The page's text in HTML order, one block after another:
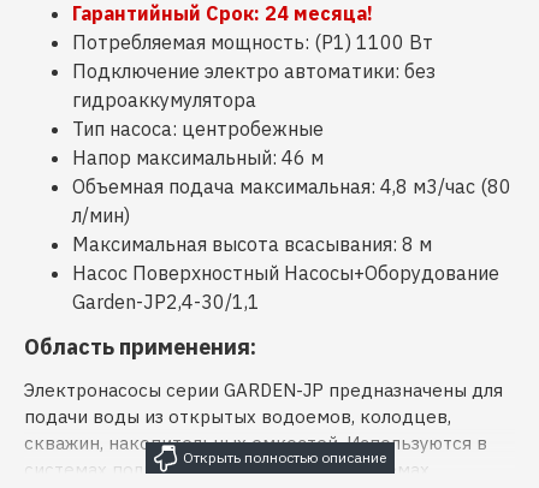
Гарантийный Срок: 24 месяца!
Потребляемая мощность: (P1) 1100 Вт
Подключение электро автоматики: без
гидроаккумулятора
Тип насоса: центробежные
Напор максимальный: 46 м
Объемная подача максимальная: 4,8 м3/час (80
л/мин)
Максимальная высота всасывания: 8 м
Насос Поверхностный Насосы+Оборудование
Garden-JP2,4-30/1,1
Область применения:
Электронасосы серии GARDEN-JP предназначены для
подачи воды из открытых водоемов, колодцев,
скважин, накопительных емкостей. Используются в
системах полива садов и огородов, системах